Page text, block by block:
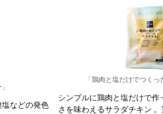
などの発色
「鶏肉と塩だけでつくっ
シンプルに鶏肉と塩だけで作
さを味わえるサラダチキン